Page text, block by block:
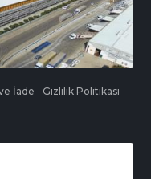
İade Gizlilik Politikası